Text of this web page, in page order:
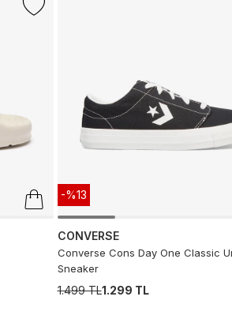
-%13
CONVERSE
Converse Cons Day One Classic
Sneaker
1.499 TL1.299 TL